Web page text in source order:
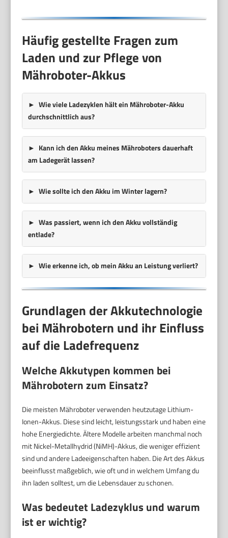
Häufig gestellte Fragen zum
Laden und zur Pflege von
Mähroboter-Akkus
Wie viele Ladezyklen hält ein Mähroboter-Akku
durchschnittlich aus?
Kann ich den Akku meines Mähroboters dauerhaft
am Ladegerät lassen?
Wie sollte ich den Akku im Winter lagern?
Was passiert, wenn ich den Akku vollständig
entlade?
Wie erkenne ich, ob mein Akku an Leistung verliert?
Grundlagen der Akkutechnologie
bei Mährobotern und ihr Einfluss
auf die Ladefrequenz
Welche Akkutypen kommen bei
Mährobotern zum Einsatz?
Die meisten Mähroboter verwenden heutzutage Lithium-
Ionen-Akkus. Diese sind leicht, leistungsstark und haben eine
hohe Energiedichte. Ältere Modelle arbeiten manchmal noch
mit Nickel-Metallhydrid (NiMH)-Akkus, die weniger effizient
sind und andere Ladeeigenschaften haben. Die Art des Akkus
beeinflusst maßgeblich, wie oft und in welchem Umfang du
ihn laden solltest, um die Lebensdauer zu schonen.
Was bedeutet Ladezyklus und warum
ist er wichtig?